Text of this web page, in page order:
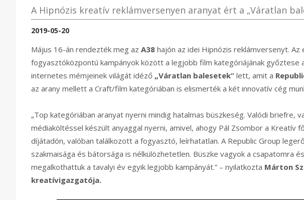
A Hipnózis kreatív reklámversenyen aranyat ért a „Váratlan
2019-05-20
Május 16-án rendezték meg az A38 hajón az idei Hipnózis reklámversenyt. Az
fogyasztóközpontú kampányok között a legjobb film kategóriájának győztese
internetes mémjeinek világát idéző „Váratlan balesetek” lett, amit a
az arany mellett a Craft/film kategóriában is elismerték a két innovatív cég
„Top kategóriában aranyat nyerni mindig hatalmas büszkeség. Valódi briefre,
médiaköltéssel készült anyaggal nyerni, amivel, ahogy Pál Zsombor a Kreatív
díjátadón, valóban találkozott a fogyasztó, leírhatatlan. A Republic Group
szakmaisága és bátorsága is nélkülözhetetlen. Büszke vagyok a csapatomra
megalkothattuk a tavalyi év egyik legjobb kampányát.” – nyilatkozta Márton
kreatívigazgatója.